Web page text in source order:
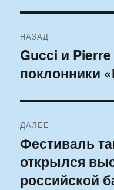
по
записям
НАЗАД
Предыдущая
запись:
Gucci и
поклонники
ДАЛЕЕ
Следующая
запись:
Фестиваль
открылся
российской